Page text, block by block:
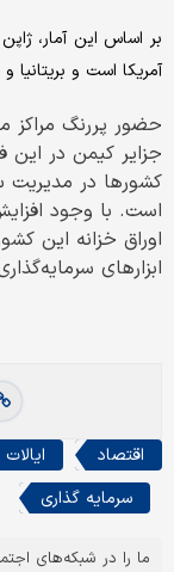
آمریکا است و بریتانیا
حضور پررنگ مراکز
جزایر کیمن در
کشورها در مدیریت
است. با وجود
اوراق خزانه این
ابزارهای
اقتصاد
سرمایه گذاری
ما را در شبکه‌های